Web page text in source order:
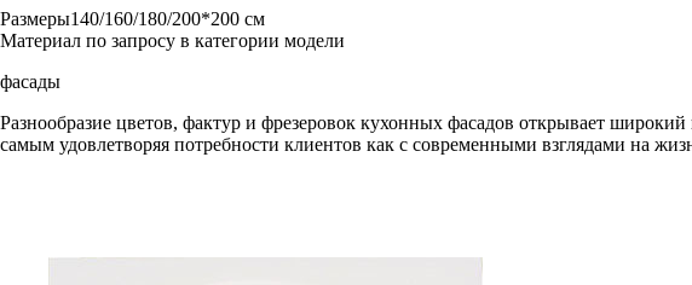
Размеры140/160/180/200*200 см
Материал по запросу в категории модели
фасады
Разнообразие цветов, фактур и фрезеровок кухонных фасадов открывает
самым удовлетворяя потребности клиентов как с современными взглядами на